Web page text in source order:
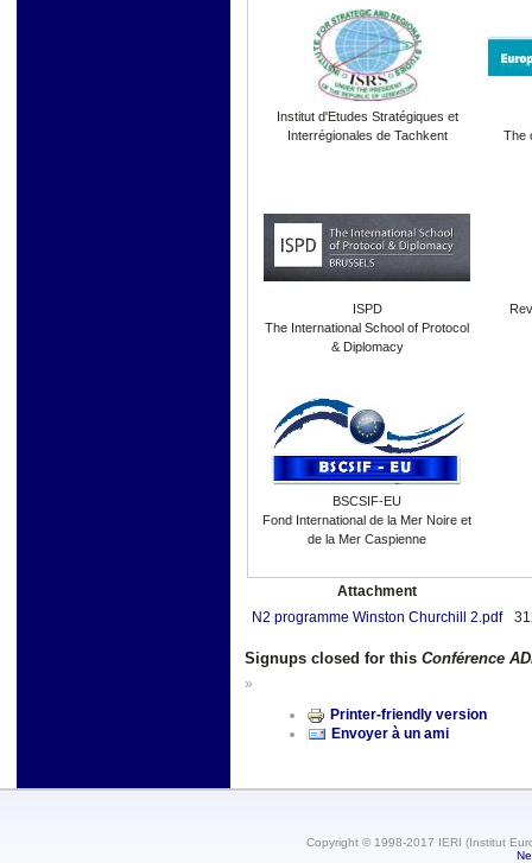
Institut d'Etudes Stratégiques et
Interrégionales de Tachkent
The
ISPD
The International School of Protocol
& Diplomacy
BSCSIF-EU
Fond International de la Mer Noire et
de la Mer Caspienne
Attachment
N2 programme Winston Churchill 2.pdf
Signups closed for this Conférence
»
Printer-friendly version
Envoyer à un ami
Copyright © 1998-2017 IERI (Institut